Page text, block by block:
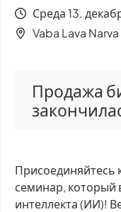
Среда 13.
Vaba Lava Narva
Продажа
Присоединяйтесь
семинар, который
интеллекта (ИИ)!